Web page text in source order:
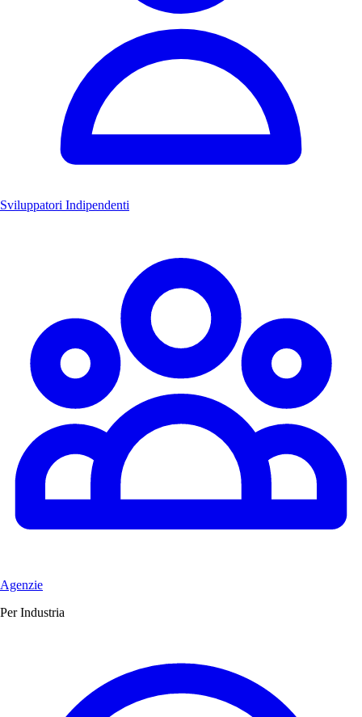
Sviluppatori Indipendenti
Agenzie
Per Industria